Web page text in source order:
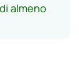
almeno